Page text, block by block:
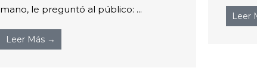
mano, le preguntó al público: ...
Leer Más →
Leer